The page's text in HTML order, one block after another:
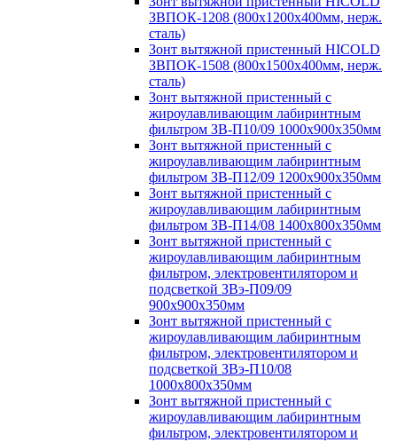
ЗВПОК-1208 (800х1200х400мм, нерж.
сталь)
Зонт вытяжной пристенный HICOLD
ЗВПОК-1508 (800х1500х400мм, нерж.
сталь)
Зонт вытяжной пристенный с
жироулавливающим лабиринтным
фильтром ЗВ-П10/09 1000х900х350мм
Зонт вытяжной пристенный с
жироулавливающим лабиринтным
фильтром ЗВ-П12/09 1200х900х350мм
Зонт вытяжной пристенный с
жироулавливающим лабиринтным
фильтром ЗВ-П14/08 1400х800х350мм
Зонт вытяжной пристенный с
жироулавливающим лабиринтным
фильтром, электровентилятором и
подсветкой ЗВэ-П09/09
900х900х350мм
Зонт вытяжной пристенный с
жироулавливающим лабиринтным
фильтром, электровентилятором и
подсветкой ЗВэ-П10/08
1000х800х350мм
Зонт вытяжной пристенный с
жироулавливающим лабиринтным
фильтром, электровентилятором и